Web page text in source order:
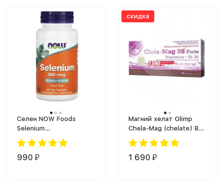
Селен NOW Foods
Selenium
общеукрепляющий (90
капс.)
990 ₽
скидка
Магний хелат Olimp
Chela-Mag (chelate) B6
Forte (Форте), большая
упаковка (60 капс.)
1 690 ₽